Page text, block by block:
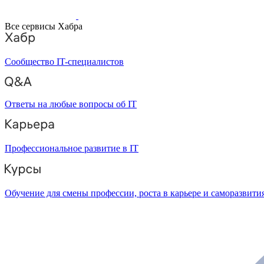
Все сервисы Хабра
Сообщество IT-специалистов
Ответы на любые вопросы об IT
Профессиональное развитие в IT
Обучение для смены профессии, роста в карьере и